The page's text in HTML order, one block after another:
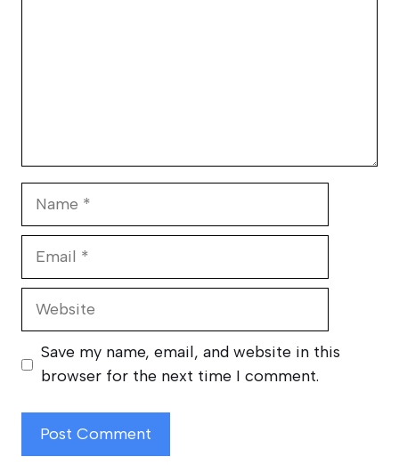
Website
Save my name, email, and website in this
browser for the next time I comment.